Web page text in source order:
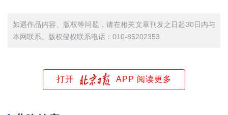
如遇作品内容、版权等问题，请在相关文章刊发之日起30日内与
本网联系。版权侵权联系电话：010-85202353
打开 APP 阅读更多